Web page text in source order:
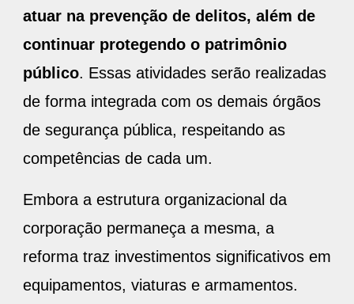
atuar na prevenção de delitos, além de
continuar protegendo o patrimônio
público. Essas atividades serão realizadas
de forma integrada com os demais órgãos
de segurança pública, respeitando as
competências de cada um.
Embora a estrutura organizacional da
corporação permaneça a mesma, a
reforma traz investimentos significativos em
equipamentos, viaturas e armamentos.